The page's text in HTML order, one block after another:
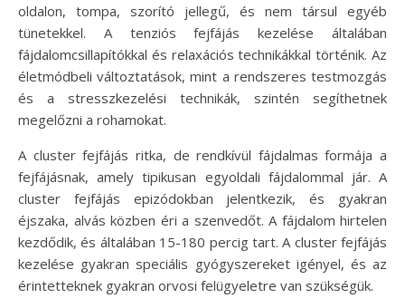
oldalon, tompa, szorító jellegű, és nem társul egyéb
tünetekkel. A tenziós fejfájás kezelése általában
fájdalomcsillapítókkal és relaxációs technikákkal történik. Az
életmódbeli változtatások, mint a rendszeres testmozgás
és a stresszkezelési technikák, szintén segíthetnek
megelőzni a rohamokat.
A cluster fejfájás ritka, de rendkívül fájdalmas formája a
fejfájásnak, amely tipikusan egyoldali fájdalommal jár. A
cluster fejfájás epizódokban jelentkezik, és gyakran
éjszaka, alvás közben éri a szenvedőt. A fájdalom hirtelen
kezdődik, és általában 15-180 percig tart. A cluster fejfájás
kezelése gyakran speciális gyógyszereket igényel, és az
érintetteknek gyakran orvosi felügyeletre van szükségük.